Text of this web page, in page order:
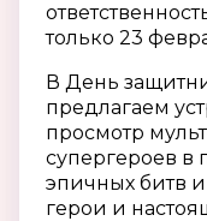
только 23
В День
предлагаем
просмотр
супергероев в
эпичных битв
герои и